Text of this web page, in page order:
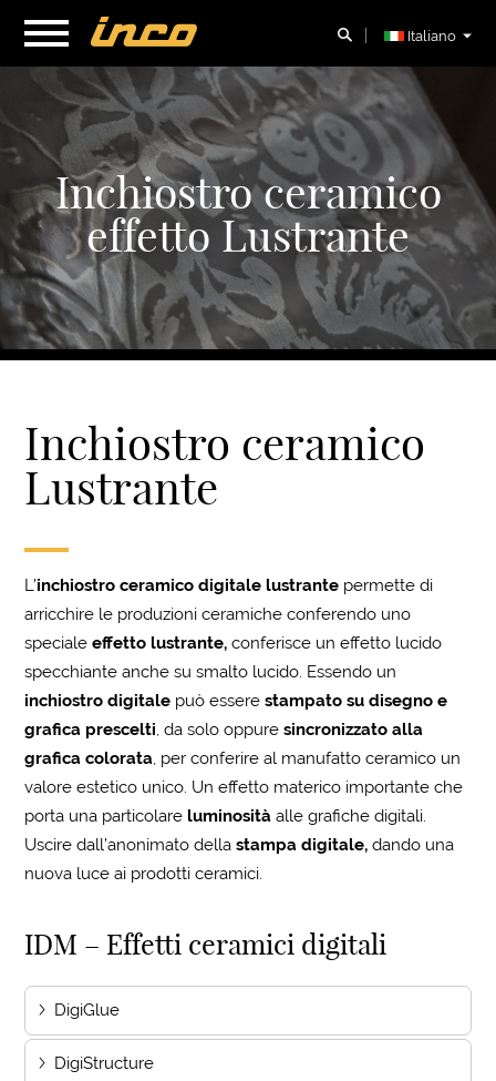
Italiano
Inchiostro ceramico
effetto Lustrante
Inchiostro ceramico
Lustrante
L’inchiostro ceramico digitale lustrante permette di
arricchire le produzioni ceramiche conferendo uno
specialeeffetto lustrante, conferisce un effetto lucido
specchiante anche su smalto lucido. Essendo un
inchiostro digitale può essere stampato su disegno e
grafica prescelti, da solo oppuresincronizzato alla
grafica colorata, per conferire al manufatto ceramico un
valore estetico unico. Un effetto materico importante che
porta una particolareluminositàalle grafiche digitali.
Uscire dall’anonimato dellastampa digitale, dando una
nuova luce ai prodotti ceramici.
IDM – Effetti ceramici digitali
DigiGlue
DigiStructure